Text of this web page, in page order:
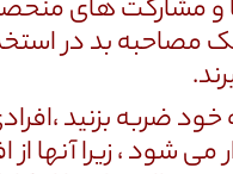
های منحصر
مصاحبه بد در
ضربه بزنید
می شود ، زیرا